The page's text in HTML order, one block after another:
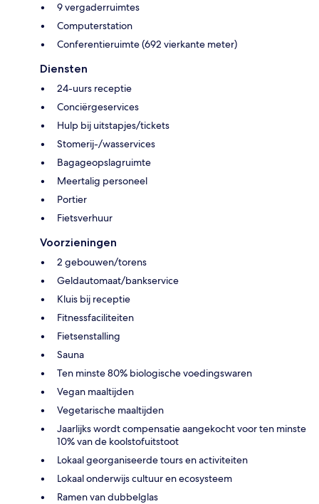
9 vergaderruimtes
Computerstation
Conferentieruimte (692 vierkante meter)
Diensten
24-uurs receptie
Conciërgeservices
Hulp bij uitstapjes/tickets
Stomerij-/wasservices
Bagageopslagruimte
Meertalig personeel
Portier
Fietsverhuur
Voorzieningen
2 gebouwen/torens
Geldautomaat/bankservice
Kluis bij receptie
Fitnessfaciliteiten
Fietsenstalling
Sauna
Ten minste 80% biologische voedingswaren
Vegan maaltijden
Vegetarische maaltijden
Jaarlijks wordt compensatie aangekocht voor ten minste
10% van de koolstofuitstoot
Lokaal georganiseerde tours en activiteiten
Lokaal onderwijs cultuur en ecosysteem
Ramen van dubbelglas